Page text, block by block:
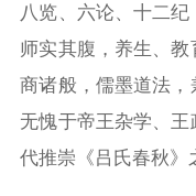
八览、六论、十二
师实其腹，养生、
商诸般，儒墨道法，
无愧于帝王杂学、
代推崇《吕氏春秋》